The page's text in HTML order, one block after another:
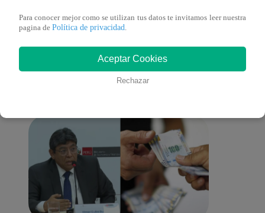
También te puede
interesar
Para conocer mejor como se utilizan tus datos te invitamos leer nuestra
pagina de Política de privacidad.
Aceptar Cookies
Rechazar